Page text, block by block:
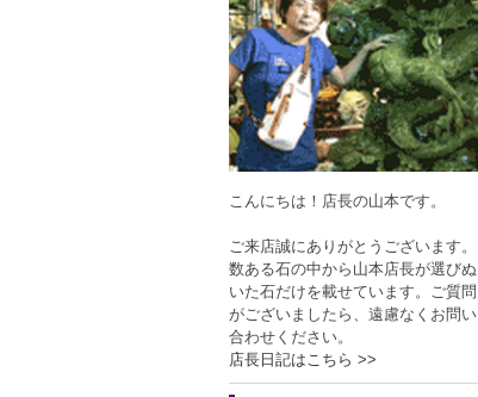
こんにちは！店長の山本です。
ご来店誠にありがとうございます。
数ある石の中から山本店長が選びぬ
いた石だけを載せています。ご質問
がございましたら、遠慮なくお問い
合わせください。
店長日記はこちら >>